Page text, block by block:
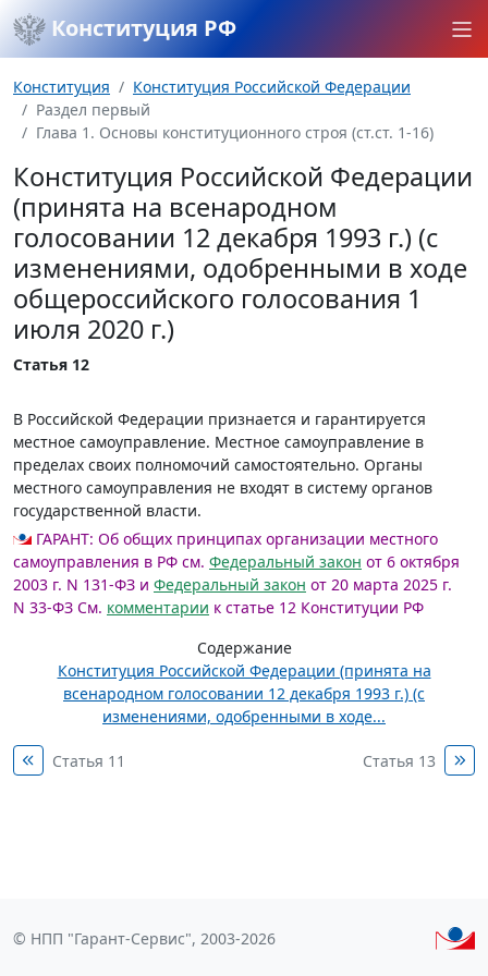
Конституция РФ
Конституция
Конституция Российской Федерации
Раздел первый
Глава 1. Основы конституционного строя (ст.ст. 1-16)
Конституция Российской Федерации
(принята на всенародном
голосовании 12 декабря 1993 г.) (с
изменениями, одобренными в ходе
общероссийского голосования 1
июля 2020 г.)
Статья 12
В Российской Федерации признается и гарантируется
местное самоуправление. Местное самоуправление в
пределах своих полномочий самостоятельно. Органы
местного самоуправления не входят в систему органов
государственной власти.
ГАРАНТ: Об общих принципах организации местного
самоуправления в РФ см. Федеральный закон от 6 октября
2003 г. N 131-ФЗ и Федеральный закон от 20 марта 2025 г.
N 33-ФЗ См. комментарии к статье 12 Конституции РФ
Содержание
Конституция Российской Федерации (принята на
всенародном голосовании 12 декабря 1993 г.) (с
изменениями, одобренными в ходе...
Статья 11 Статья 13
© НПП "Гарант-Сервис", 2003-2026